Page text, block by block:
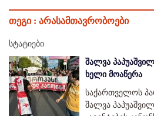
თეგი : არასამთავრობოები
სტატიები
შალვა
ხელი მოაწერა
საქართველოს
შალვა